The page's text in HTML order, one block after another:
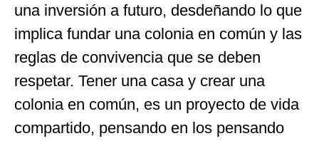
una inversión a futuro, desdeñando lo que
implica fundar una colonia en común y las
reglas de convivencia que se deben
respetar. Tener una casa y crear una
colonia en común, es un proyecto de vida
compartido, pensando en los pensando